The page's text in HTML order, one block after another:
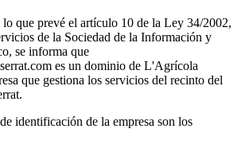
que prevé el artículo 10 de la Ley 34/2002,
de la Sociedad de la Información y
se informa que
es un dominio de L'Agrícola
que gestiona los servicios del recinto del
identificación de la empresa son los